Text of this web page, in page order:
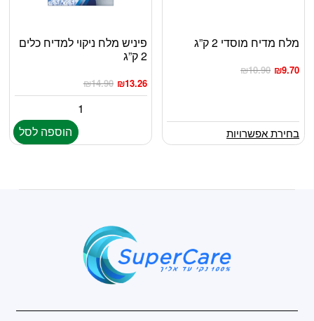
מלח מדיח מוסדי 2 ק”ג
₪10.90 ₪9.70
למוצר
יש
ניתן
לבחור
בעמוד
בחירת אפשרויות
פיניש מלח ניקוי למדיח כלים
2 ק”ג
₪14.90 ₪13.26
הוספה לסל